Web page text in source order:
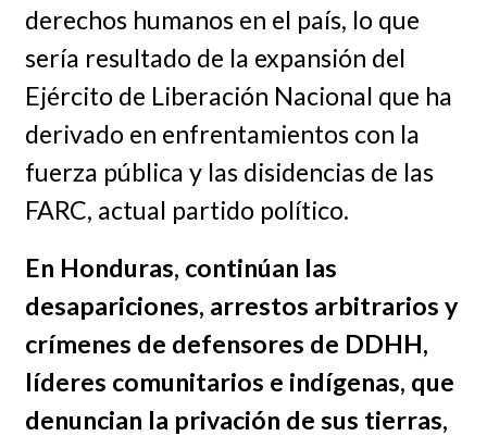
derechos humanos en el país, lo que
sería resultado de la expansión del
Ejército de Liberación Nacional que ha
derivado en enfrentamientos con la
fuerza pública y las disidencias de las
FARC, actual partido político.
En Honduras, continúan las
desapariciones, arrestos arbitrarios y
crímenes de defensores de DDHH,
líderes comunitarios e indígenas, que
denuncian la privación de sus tierras,